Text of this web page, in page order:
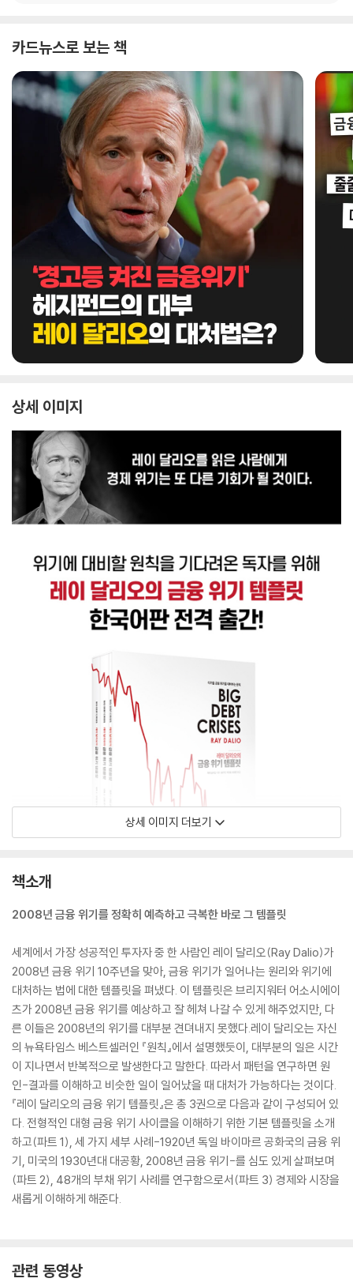
카드뉴스로 보는 책
상세 이미지
상세 이미지 더보기
책소개
2008년 금융 위기를 정확히 예측하고 극복한 바로 그 템플릿
세계에서 가장 성공적인 투자자 중 한 사람인 레이 달리오(Ray Dalio)가
2008년 금융 위기 10주년을 맞아, 금융 위기가 일어나는 원리와 위기에
대처하는 법에 대한 템플릿을 펴냈다. 이 템플릿은 브리지워터 어소시에이
츠가 2008년 금융 위기를 예상하고 잘 헤쳐 나갈 수 있게 해주었지만, 다
른 이들은 2008년의 위기를 대부분 견뎌내지 못했다.레이 달리오는 자신
의 뉴욕타임스 베스트셀러인 『원칙』에서 설명했듯이, 대부분의 일은 시간
이 지나면서 반복적으로 발생한다고 말한다. 따라서 패턴을 연구하면 원
인-결과를 이해하고 비슷한 일이 일어났을 때 대처가 가능하다는 것이다.
『레이 달리오의 금융 위기 템플릿』은 총 3권으로 다음과 같이 구성되어 있
다. 전형적인 대형 금융 위기 사이클을 이해하기 위한 기본 템플릿을 소개
하고(파트 1), 세 가지 세부 사례-1920년 독일 바이마르 공화국의 금융 위
기, 미국의 1930년대 대공황, 2008년 금융 위기-를 심도 있게 살펴보며
(파트 2), 48개의 부채 위기 사례를 연구함으로서(파트 3) 경제와 시장을
새롭게 이해하게 해준다.
관련 동영상